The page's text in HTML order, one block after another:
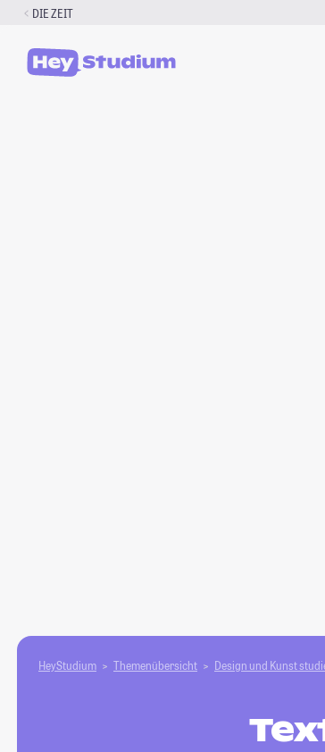
DIE ZEIT
HeyStudium Themenübersicht Design und Kunst